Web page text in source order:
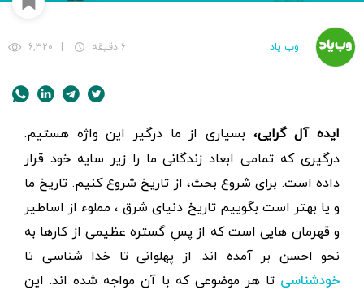
وب یاد ۶ دقیقه ۶,۳۲۰
ایده آل گرایی، بسیاری از ما درگیر این واژه هستیم.
درگیری که تمامی ابعاد زندگانی ما را زیر سایه خود قرار
داده است. برای شروع بحث، از تاریخ شروع کنیم. تاریخ ما
و یا بهتر است بگوییم تاریخ دنیای شرق ، مملوء از اساطیر
و قهرمان هایی است که از پسِ گستره عظیمی از کارها به
نحو احسن بر آمده اند. از پهلوانی تا خدا شناسی تا
خودشناسی تا هر موضوعی که با آن مواجه شده اند. این